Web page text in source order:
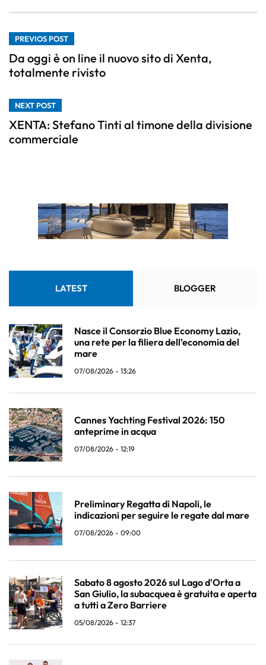
PREVIOS POST
Da oggi è on line il nuovo sito di Xenta,
totalmente rivisto
NEXT POST
XENTA: Stefano Tinti al timone della divisione
commerciale
LATEST BLOGGER
Nasce il Consorzio Blue Economy Lazio,
una rete per la filiera dell’economia del
mare
07/08/2026 - 13:26
Cannes Yachting Festival 2026: 150
anteprime in acqua
07/08/2026 - 12:19
Preliminary Regatta di Napoli, le
indicazioni per seguire le regate dal mare
07/08/2026 - 09:00
Sabato 8 agosto 2026 sul Lago d'Orta a
San Giulio, la subacquea è gratuita e aperta
a tutti a Zero Barriere
05/08/2026 - 12:37